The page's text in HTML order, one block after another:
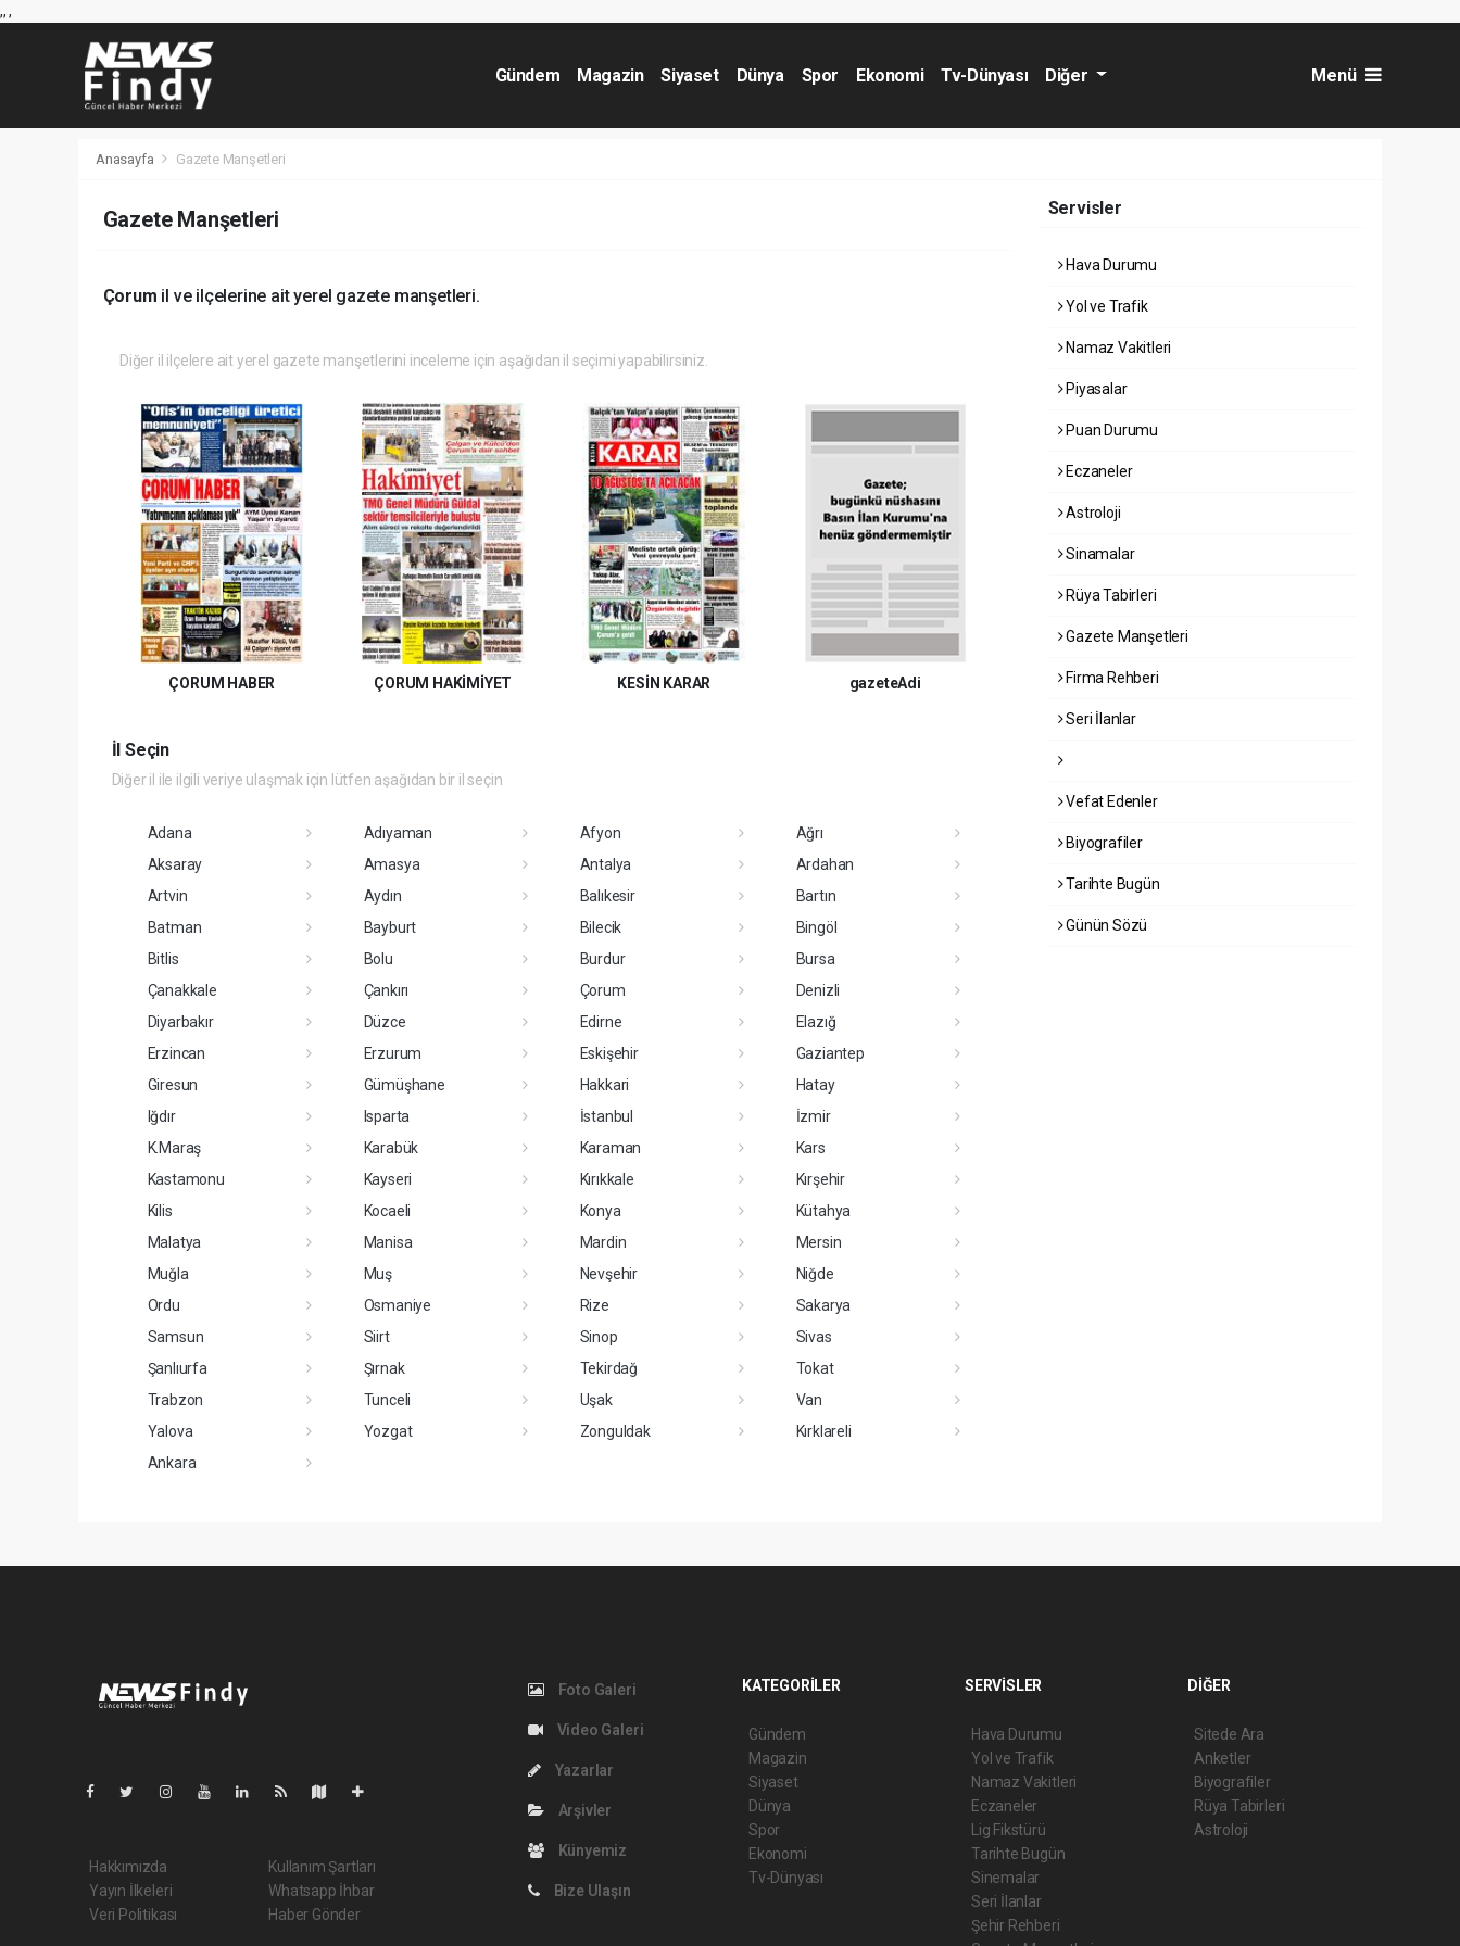
,,,
Gündem Magazin Siyaset Dünya Spor Ekonomi Tv-Dünyası Diğer Menü
Anasayfa Gazete Manşetleri
Gazete Manşetleri
Çorum il ve ilçelerine ait yerel gazete manşetleri.
Diğer il ilçelere ait yerel gazete manşetlerini inceleme için aşağıdan il seçimi yapabilirsiniz.
ÇORUM HABER ÇORUM HAKİMİYET KESİN KARAR gazeteAdi
İl Seçin
Diğer il ile ilgili veriye ulaşmak için lütfen aşağıdan bir il seçin
Adana Adıyaman Afyon
Ağrı
Aksaray
Amasya Antalya
Ardahan
Artvin
Aydın Balıkesir
Bartın
Batman
Bayburt Bilecik
Bingöl
Bitlis
Bolu Burdur
Bursa
Çanakkale
Çankırı Çorum
Denizli
Diyarbakır
Düzce Edirne
Elazığ
Erzincan
Erzurum Eskişehir
Gaziantep
Giresun
Gümüşhane Hakkari
Hatay
Iğdır
Isparta İstanbul
İzmir
K.Maraş
Karabük Karaman
Kars
Kastamonu
Kayseri Kırıkkale
Kırşehir
Kilis
Kocaeli Konya
Kütahya
Malatya
Manisa Mardin
Mersin
Muğla
Muş Nevşehir
Niğde
Ordu
Osmaniye Rize
Sakarya
Samsun
Siirt Sinop
Sivas
Şanlıurfa
Şırnak Tekirdağ
Tokat
Trabzon
Tunceli Uşak
Van
Yalova
Yozgat Zonguldak
Kırklareli
Ankara
Servisler
Hava Durumu
Yol ve Trafik
Namaz Vakitleri
Piyasalar
Puan Durumu
Eczaneler
Astroloji
Sinamalar
Rüya Tabirleri
Gazete Manşetleri
Firma Rehberi
Seri İlanlar
Vefat Edenler
Biyografiler
Tarihte Bugün
Günün Sözü
Hakkımızda
Yayın İlkeleri
Veri Politikası
Kullanım Şartları
Whatsapp İhbar
Haber Gönder
Foto Galeri
Video Galeri
Yazarlar
Arşivler
Künyemiz
Bize Ulaşın
KATEGORİLER
Gündem
Magazin
Siyaset
Dünya
Spor
Ekonomi
Tv-Dünyası
SERVİSLER
Hava Durumu
Yol ve Trafik
Namaz Vakitleri
Eczaneler
Lig Fikstürü
Tarihte Bugün
Sinemalar
Seri İlanlar
Şehir Rehberi
DİĞER
Sitede Ara
Anketler
Biyografiler
Rüya Tabirleri
Astroloji